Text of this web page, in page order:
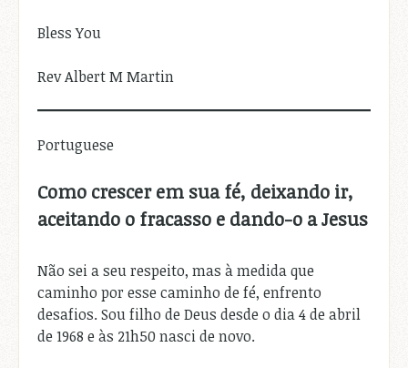
Bless You
Rev Albert M Martin
Portuguese
Como crescer em sua fé, deixando ir,
aceitando o fracasso e dando-o a Jesus
Não sei a seu respeito, mas à medida que
caminho por esse caminho de fé, enfrento
desafios. Sou filho de Deus desde o dia 4 de abril
de 1968 e às 21h50 nasci de novo.